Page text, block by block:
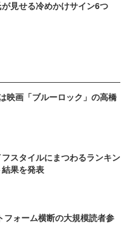
見せる冷めかけサイン6つ
映画「ブルーロック」の高橋
スタイルにまつわるランキン
果を発表
フォーム横断の大規模読者参